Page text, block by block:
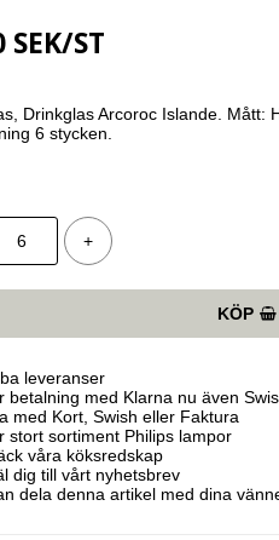
SEK/ST
Drinkglas Arcoroc Islande. Mått:
6 stycken.
+
KÖP
leveranser
betalning med Klarna nu även
med Kort, Swish eller Faktura
stort sortiment Philips lampor
våra köksredskap
dig till vårt nyhetsbrev
dela denna artikel med dina